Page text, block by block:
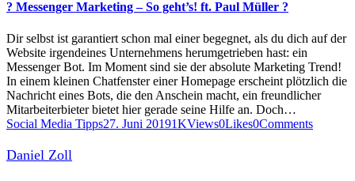
? Messenger Marketing – So geht’s! ft. Paul Müller ?
Dir selbst ist garantiert schon mal einer begegnet, als du dich auf der
Website irgendeines Unternehmens herumgetrieben hast: ein
Messenger Bot. Im Moment sind sie der absolute Marketing Trend!
In einem kleinen Chatfenster einer Homepage erscheint plötzlich die
Nachricht eines Bots, die den Anschein macht, ein freundlicher
Mitarbeiterbieter bietet hier gerade seine Hilfe an. Doch…
Social Media Tipps27. Juni 20191KViews0Likes0Comments
Daniel Zoll